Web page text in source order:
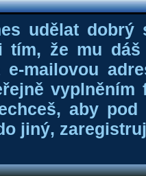
udělat dobrý
tím, že mu
e-mailovou
aby
jiný,